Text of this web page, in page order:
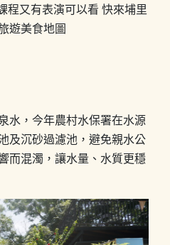
水，今年農村水保署在水源
及沉砂過濾池，避免親水公
而混濁，讓水量、水質更穩